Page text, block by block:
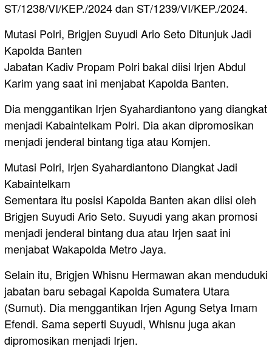
ST/1238/VI/KEP./2024 dan ST/1239/VI/KEP./2024.
Mutasi Polri, Brigjen Suyudi Ario Seto Ditunjuk Jadi
Kapolda Banten
Jabatan Kadiv Propam Polri bakal diisi Irjen Abdul
Karim yang saat ini menjabat Kapolda Banten.
Dia menggantikan Irjen Syahardiantono yang diangkat
menjadi Kabaintelkam Polri. Dia akan dipromosikan
menjadi jenderal bintang tiga atau Komjen.
Mutasi Polri, Irjen Syahardiantono Diangkat Jadi
Kabaintelkam
Sementara itu posisi Kapolda Banten akan diisi oleh
Brigjen Suyudi Ario Seto. Suyudi yang akan promosi
menjadi jenderal bintang dua atau Irjen saat ini
menjabat Wakapolda Metro Jaya.
Selain itu, Brigjen Whisnu Hermawan akan menduduki
jabatan baru sebagai Kapolda Sumatera Utara
(Sumut). Dia menggantikan Irjen Agung Setya Imam
Efendi. Sama seperti Suyudi, Whisnu juga akan
dipromosikan menjadi Irjen.